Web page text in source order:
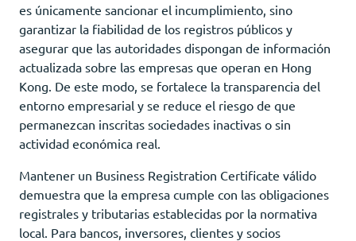
es únicamente sancionar el incumplimiento, sino
garantizar la fiabilidad de los registros públicos y
asegurar que las autoridades dispongan de información
actualizada sobre las empresas que operan en Hong
Kong. De este modo, se fortalece la transparencia del
entorno empresarial y se reduce el riesgo de que
permanezcan inscritas sociedades inactivas o sin
actividad económica real.
Mantener un Business Registration Certificate válido
demuestra que la empresa cumple con las obligaciones
registrales y tributarias establecidas por la normativa
local. Para bancos, inversores, clientes y socios